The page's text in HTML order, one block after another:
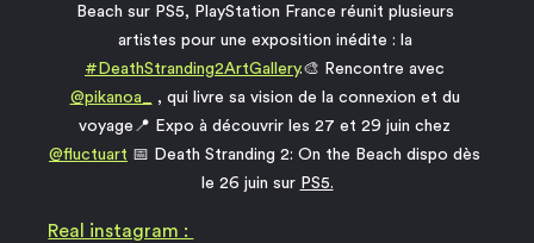
Beach sur PS5, PlayStation France réunit plusieurs
artistes pour une exposition inédite : la
#DeathStranding2ArtGallery.🎨 Rencontre avec
@pikanoa_
, qui livre sa vision de la connexion et du
voyage📍 Expo à découvrir les 27 et 29 juin chez
@fluctuart 📅 Death Stranding 2: On the Beach dispo dès
le 26 juin sur PS5.
Real instagram :